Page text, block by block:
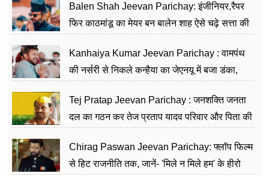
Balen Shah Jeevan Parichay: इंजीनियर,रैपर
फिर काठमांडू का मेयर बन बालेन शाह ऐसे चढ़े सत्ता की
Kanhaiya Kumar Jeevan Parichay : वामपंथ
की नर्सरी से निकले कन्हैया का जेएनयू में बजा डंका,
Tej Pratap Jeevan Parichay : जनशक्ति जनता
दल का गठन कर तेज प्रताप यादव परिवार और पिता की
Chirag Paswan Jeevan Parichay: फ्लॉप फिल्म
से हिट राजनीति तक, जानें- 'मिले न मिले हम' के हीरो